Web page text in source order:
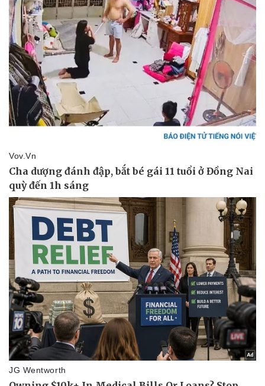
Pháp luật
Vụ án
Tin nóng
Tư vấn luật
Quân sự - Quốc phòng
Vũ khí
Việt Nam
Phân tích